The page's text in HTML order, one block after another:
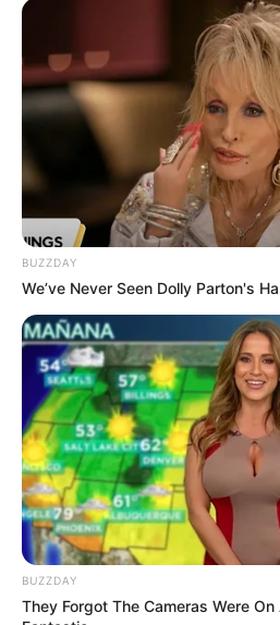
Ambyar! 10 Kalimat Baper
Pakai Bahasa Jawa Ini
Galau Abis
Fail! 10 Potret Makanan
Dimasak yang Bikin Kamu
Nggak Selera
BUZZDAY
We’ve Never Seen Dolly Parton's
BUZZDAY
They Forgot The Cameras Were